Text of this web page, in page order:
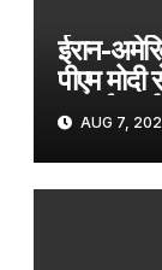
ईरान-
पीएम
पर हुई
2:18 am
AUG 7,